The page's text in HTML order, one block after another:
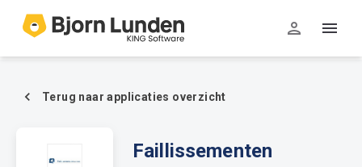
Terug naar applicaties overzicht
Faillissementen